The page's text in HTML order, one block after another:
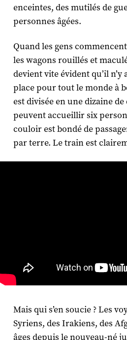
enceintes, des mutilés de
personnes âgées.
Quand les gens
les wagons rouillés et
devient vite évident qu’il n’y
place pour tout le monde à
est divisée en une dizaine
peuvent accueillir six
couloir est bondé de
par terre. Le train est
Mais qui s’en soucie ? Les
Syriens, des Irakiens, des
âges depuis le nouveau-né